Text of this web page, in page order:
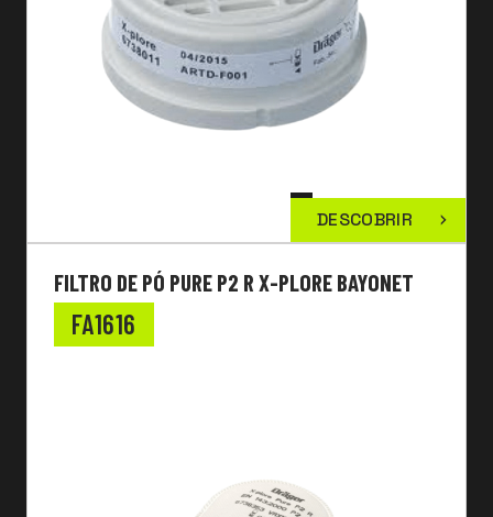
DESCOBRIR
FILTRO DE PÓ PURE P2 R X-PLORE BAYONET
FA1616